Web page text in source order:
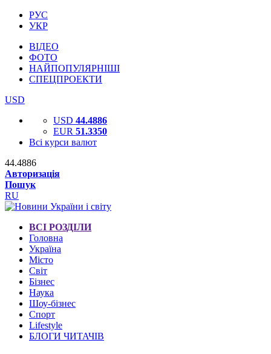
РУС
УКР
ВІДЕО
ФОТО
НАЙПОПУЛЯРНІШІ
СПЕЦПРОЕКТИ
USD
USD 44.4886
EUR 51.3350
Всі курси валют
44.4886
Авторизація
Пошук
RU
ВСІ РОЗДІЛИ
Головна
Україна
Місто
Світ
Бізнес
Наука
Шоу-бізнес
Спорт
Lifestyle
БЛОГИ ЧИТАЧІВ